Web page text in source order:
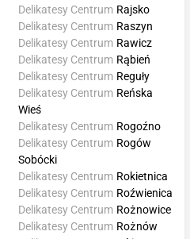
Delikatesy Centrum Rajsko
Delikatesy Centrum Raszyn
Delikatesy Centrum Rawicz
Delikatesy Centrum Rąbień
Delikatesy Centrum Reguły
Delikatesy Centrum Reńska
Wieś
Delikatesy Centrum Rogoźno
Delikatesy Centrum Rogów
Sobócki
Delikatesy Centrum Rokietnica
Delikatesy Centrum Roźwienica
Delikatesy Centrum Rożnowice
Delikatesy Centrum Rożnów